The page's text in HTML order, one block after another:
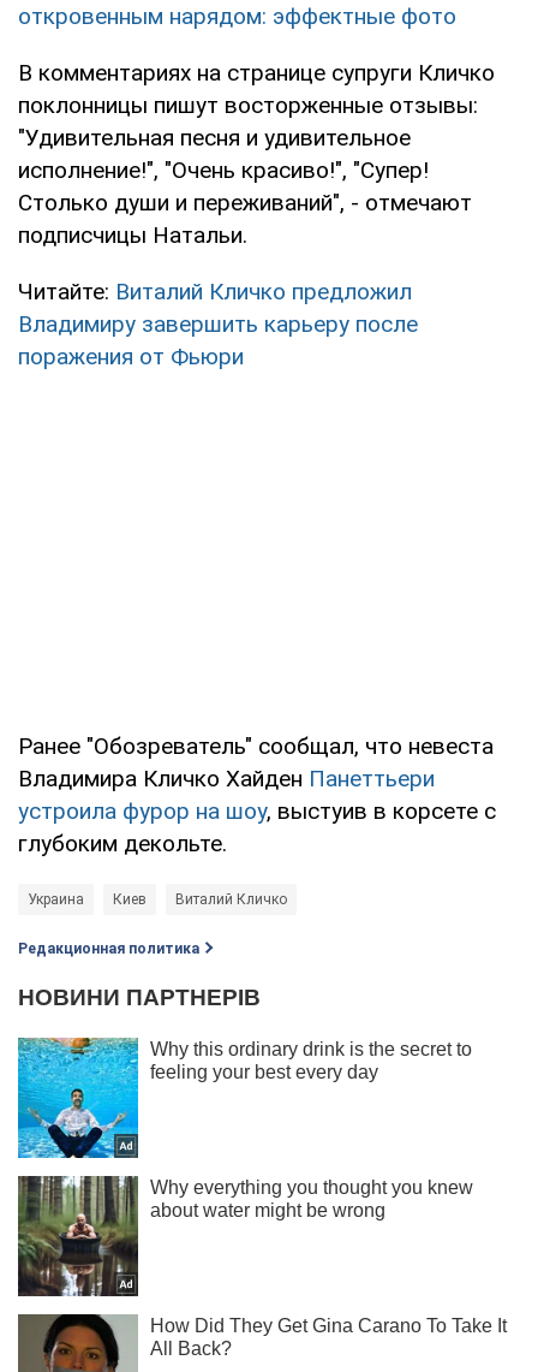
откровенным нарядом: эффектные фото
В комментариях на странице супруги Кличко
поклонницы пишут восторженные отзывы:
"Удивительная песня и удивительное
исполнение!", "Очень красиво!", "Супер!
Столько души и переживаний", - отмечают
подписчицы Натальи.
Читайте: Виталий Кличко предложил
Владимиру завершить карьеру после
поражения от Фьюри
Ранее "Обозреватель" сообщал, что невеста
Владимира Кличко Хайден Панеттьери
устроила фурор на шоу, выстуив в корсете с
глубоким декольте.
Украина Киев Виталий Кличко
Редакционная политика